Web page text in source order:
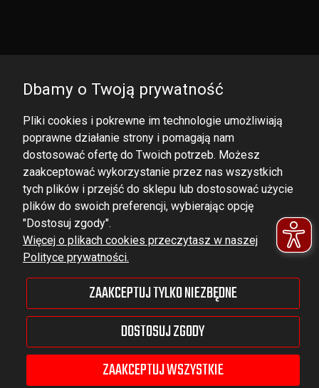
DOMINATOR GROUP Sp. z o.o.
Ludowa 59, 43-514 Kaniów,
POLAND
VAT ID No.: 6521751083
dominator@dominator.pl
© Copyright 2022 | Dominator Group Sp. z o. o.
Dbamy o Twoją prywatność
Pliki cookies i pokrewne im technologie umożliwiają
poprawne działanie strony i pomagają nam
dostosować ofertę do Twoich potrzeb. Możesz
zaakceptować wykorzystanie przez nas wszystkich
tych plików i przejść do sklepu lub dostosować użycie
plików do swoich preferencji, wybierając opcję
"Dostosuj zgody".
Więcej o plikach cookies przeczytasz w naszej
Polityce prywatności.
ZAAKCEPTUJ TYLKO NIEZBĘDNE
DOSTOSUJ ZGODY
ZAAKCEPTUJ WSZYSTKIE